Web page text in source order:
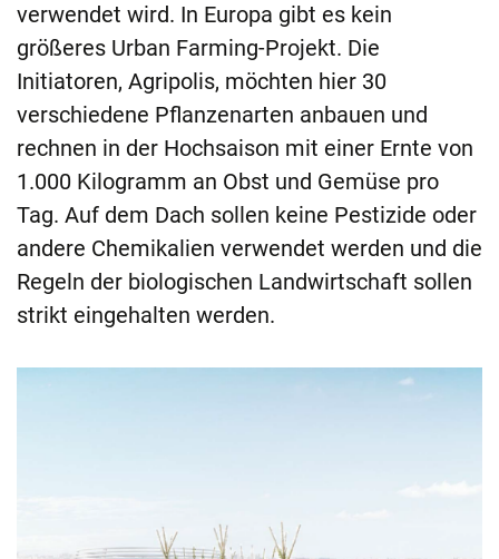
verwendet wird. In Europa gibt es kein
größeres Urban Farming-Projekt. Die
Initiatoren, Agripolis, möchten hier 30
verschiedene Pflanzenarten anbauen und
rechnen in der Hochsaison mit einer Ernte von
1.000 Kilogramm an Obst und Gemüse pro
Tag. Auf dem Dach sollen keine Pestizide oder
andere Chemikalien verwendet werden und die
Regeln der biologischen Landwirtschaft sollen
strikt eingehalten werden.